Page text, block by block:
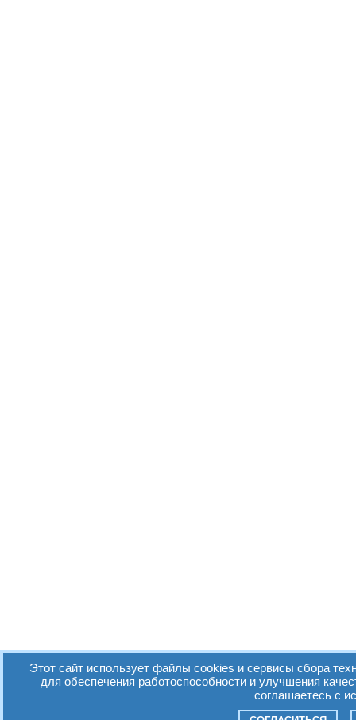
Этот сайт использует файлы cookies и сервисы сбора
для обеспечения работоспособности и улучшения
соглашаетесь с